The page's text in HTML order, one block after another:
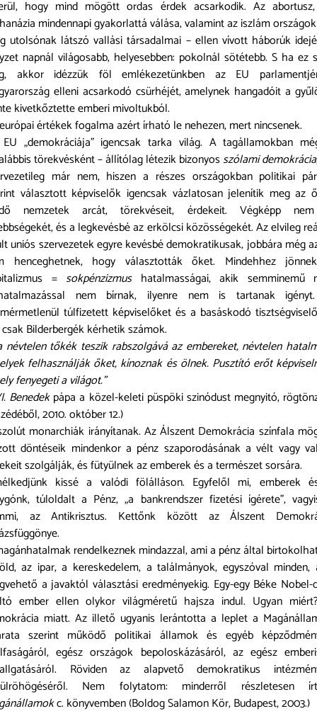
hogy mind mögött ordas érdek acsarkodik. Az
mindennapi gyakorlattá válása, valamint az iszlám
utolsónak látszó vallási társadalmai – ellen vívott háborúk
napnál világosabb, helyesebben: pokolnál sötétebb. S ha ez
akkor idézzük föl emlékezetünkben az EU
elleni acsarkodó csürhéjét, amelynek hangadóit a
kivetkőztette emberi mivoltukból.
értékek fogalma azért írható le nehezen, mert nincsenek.
„demokráciája” igencsak tarka világ. A tagállamokban
törekvésként – állítólag létezik bizonyosszólami demokrácia
már nem, hiszen a részes országokban politikai
választott képviselők igencsak vázlatosan jelenítik meg az
nemzetek arcát, törekvéseit, érdekeit. Végképp
és a legkevésbé az erkölcsi közösségekét. Az elvileg
uniós szervezetek egyre kevésbé demokratikusak, jobbára még
henceghetnek, hogy választották őket. Mindehhez
= sokpénzizmushatalmasságai, akik semminemű
nem bírnak, ilyenre nem is tartanak
túlfizetett képviselőket és a basáskodó
Bilderbergék kérhetik számok.
névtelen tőkék teszik rabszolgává az embereket, névtelen
felhasználják őket, kínoznak és ölnek. Pusztító erőt
fenyegeti a világot.”
Benedekpápa a közel-keleti püspöki szinódust megnyitó,
2010. október 12.)
monarchiák irányítanak. Az Álszent Demokrácia színfala
döntéseik mindenkor a pénz szaporodásának a vélt vagy
szolgálják, és fütyülnek az emberek és a természet sorsára.
kissé a valódi fölálláson. Egyfelől mi, emberek
túloldalt a Pénz, „a bankrendszer fizetési ígérete”,
az Antikrisztus. Kettőnk között az Álszent
rendelkeznek mindazzal, ami a pénz által
az ipar, a kereskedelem, a találmányok, egyszóval minden,
a javaktól választási eredményekig. Egy-egy Béke Nobel-
ember ellen olykor világméretű hajsza indul. Ugyan
miatt. Az illető ugyanis lerántotta a leplet a
szerint működő politikai államok és egyéb
egész országok bepoloskázásáról, az egész
Röviden az alapvető demokratikus
Nem folytatom: minderről részletesen
c. könyvemben (Boldog Salamon Kör, Budapest, 2003.)